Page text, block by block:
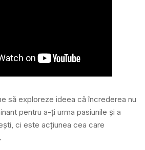
să exploreze ideea că încrederea nu
pentru a-ți urma pasiunile și a
ci este acțiunea cea care